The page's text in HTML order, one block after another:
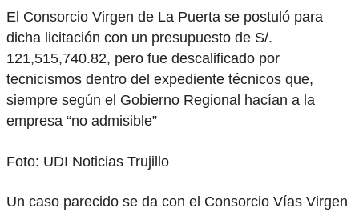
El Consorcio Virgen de La Puerta se postuló para
dicha licitación con un presupuesto de S/.
121,515,740.82, pero fue descalificado por
tecnicismos dentro del expediente técnicos que,
siempre según el Gobierno Regional hacían a la
empresa “no admisible”
Foto: UDI Noticias Trujillo
Un caso parecido se da con el Consorcio Vías Virgen